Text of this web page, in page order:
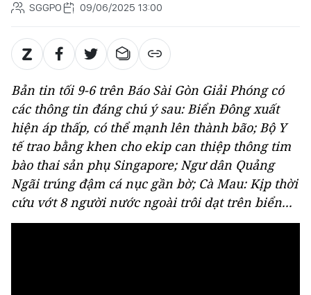
SGGPO 09/06/2025 13:00
Bản tin tối 9-6 trên Báo Sài Gòn Giải Phóng có
các thông tin đáng chú ý sau: Biển Đông xuất
hiện áp thấp, có thể mạnh lên thành bão; Bộ Y
tế trao bằng khen cho ekip can thiệp thông tim
bào thai sản phụ Singapore; Ngư dân Quảng
Ngãi trúng đậm cá nục gần bờ; Cà Mau: Kịp thời
cứu vớt 8 người nước ngoài trôi dạt trên biển...